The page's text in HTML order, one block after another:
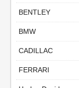
BENTLEY
BMW
CADILLAC
FERRARI